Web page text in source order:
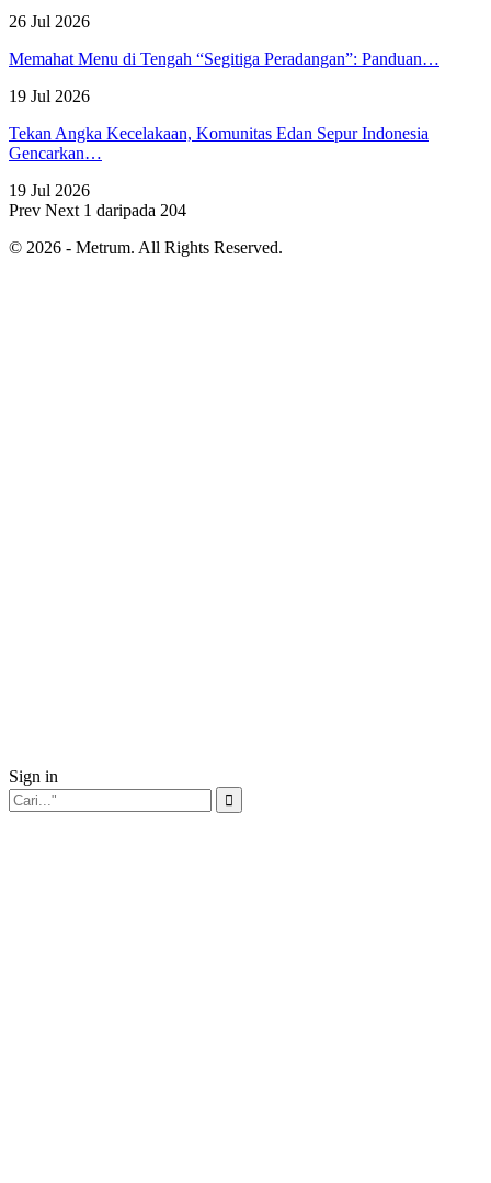
26 Jul 2026
Memahat Menu di Tengah “Segitiga Peradangan”: Panduan…
19 Jul 2026
Tekan Angka Kecelakaan, Komunitas Edan Sepur Indonesia
Gencarkan…
19 Jul 2026
Prev Next 1 daripada 204
© 2026 - Metrum. All Rights Reserved.
Sign in